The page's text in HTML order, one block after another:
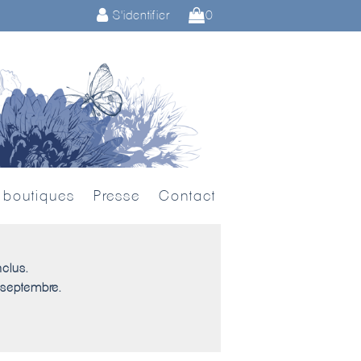
S'identifier 0
boutiques Presse Contact